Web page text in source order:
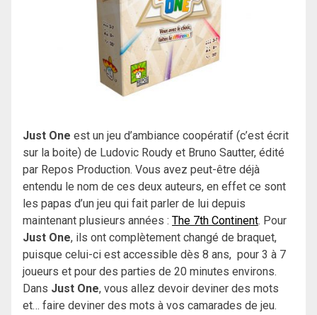
Just One est un jeu d’ambiance coopératif (c’est écrit
sur la boite) de Ludovic Roudy et Bruno Sautter, édité
par Repos Production. Vous avez peut-être déjà
entendu le nom de ces deux auteurs, en effet ce sont
les papas d’un jeu qui fait parler de lui depuis
maintenant plusieurs années : The 7th Continent. Pour
Just One, ils ont complètement changé de braquet,
puisque celui-ci est accessible dès 8 ans, pour 3 à 7
joueurs et pour des parties de 20 minutes environs.
Dans Just One, vous allez devoir deviner des mots
et… faire deviner des mots à vos camarades de jeu.